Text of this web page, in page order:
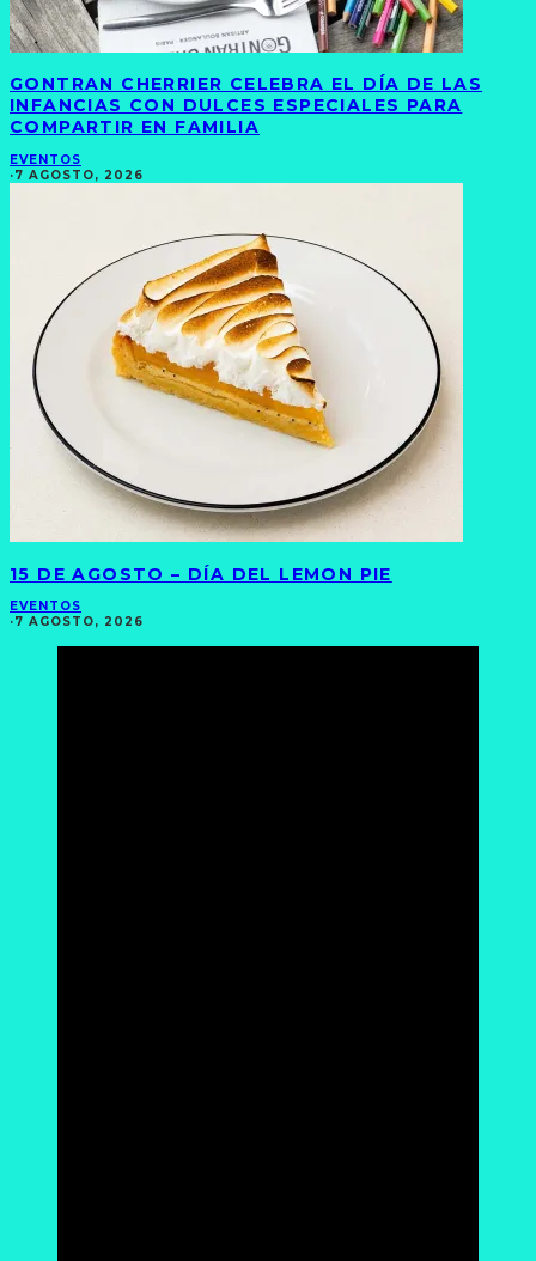
GONTRAN CHERRIER CELEBRA EL DÍA DE LAS
INFANCIAS CON DULCES ESPECIALES PARA
COMPARTIR EN FAMILIA
EVENTOS
·7 AGOSTO, 2026
15 DE AGOSTO – DÍA DEL LEMON PIE
EVENTOS
·7 AGOSTO, 2026